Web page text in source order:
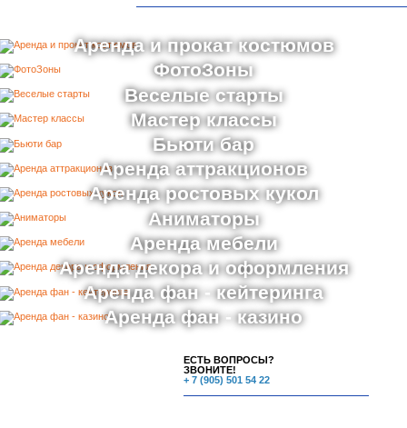
Аренда и прокат костюмов
ФотоЗоны
Веселые старты
Мастер классы
Бьюти бар
Аренда аттракционов
Аренда ростовых кукол
Аниматоры
Аренда мебели
Аренда декора и оформления
Аренда фан - кейтеринга
Аренда фан - казино
ЕСТЬ ВОПРОСЫ?
ЗВОНИТЕ!
+ 7 (905) 501 54 22